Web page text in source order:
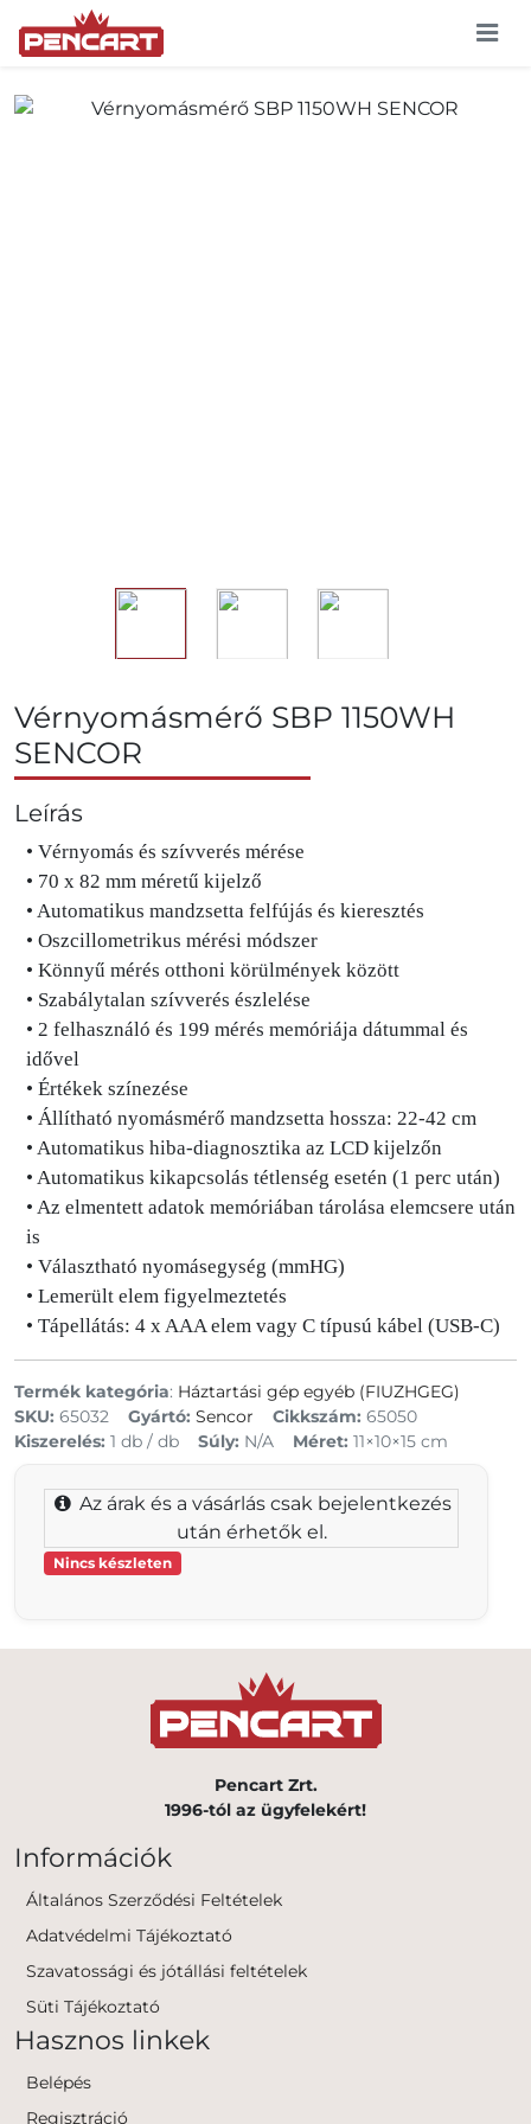
Vérnyomásmérő SBP 1150WH
SENCOR
Leírás
• Vérnyomás és szívverés mérése
• 70 x 82 mm méretű kijelző
• Automatikus mandzsetta felfújás és kieresztés
• Oszcillometrikus mérési módszer
• Könnyű mérés otthoni körülmények között
• Szabálytalan szívverés észlelése
• 2 felhasználó és 199 mérés memóriája dátummal és
idővel
• Értékek színezése
• Állítható nyomásmérő mandzsetta hossza: 22-42 cm
• Automatikus hiba-diagnosztika az LCD kijelzőn
• Automatikus kikapcsolás tétlenség esetén (1 perc után)
• Az elmentett adatok memóriában tárolása elemcsere után
is
• Választható nyomásegység (mmHG)
• Lemerült elem figyelmeztetés
• Tápellátás: 4 x AAA elem vagy C típusú kábel (USB-C)
Termék kategória: Háztartási gép egyéb (FIUZHGEG)
SKU: 65032 Gyártó: Sencor Cikkszám: 65050
Kiszerelés: 1 db / db Súly: N/A Méret: 11×10×15 cm
Az árak és a vásárlás csak bejelentkezés
után érhetők el.
Nincs készleten
Pencart Zrt.
1996-tól az ügyfelekért!
Információk
Általános Szerződési Feltételek
Adatvédelmi Tájékoztató
Szavatossági és jótállási feltételek
Süti Tájékoztató
Hasznos linkek
Belépés
Regisztráció